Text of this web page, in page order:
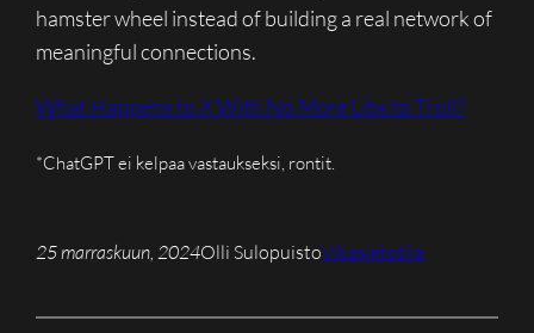
hamster wheel instead of building a real network of
meaningful connections.
What Happens to X With No More Libs to Troll?
*ChatGPT ei kelpaa vastaukseksi, rontit.
25 marraskuun, 2024Olli SulopuistoVikasietotila